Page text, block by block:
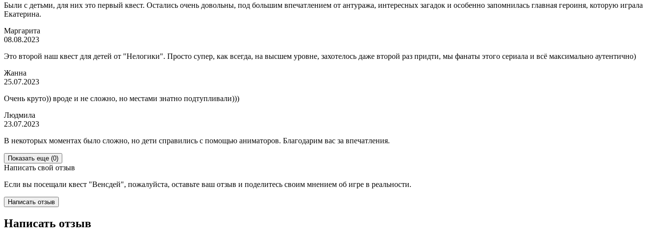
Были с детьми, для них это первый квест. Остались очень довольны, под большим впечатлением от антуража, интересных загадок и особенно запомнилась главная героиня, которую играла
Екатерина.
Маргарита
08.08.2023
Это второй наш квест для детей от "Нелогики". Просто супер, как всегда, на высшем уровне, захотелось даже второй раз придти, мы фанаты этого сериала и всё максимально аутентично)
Жанна
25.07.2023
Очень круто)) вроде и не сложно, но местами знатно подтупливали)))
Людмила
23.07.2023
В некоторых моментах было сложно, но дети справились с помощью аниматоров. Благодарим вас за впечатления.
Показать еще (0)
Написать свой отзыв
Если вы посещали квест "Венсдей", пожалуйста, оставьте ваш отзыв и поделитесь своим мнением об игре в реальности.
Написать отзыв
Написать отзыв